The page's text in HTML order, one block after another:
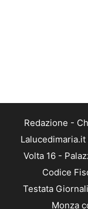
Redazione -
Lalucedimaria.it
Volta 16 -
Codice
Testata
Monza